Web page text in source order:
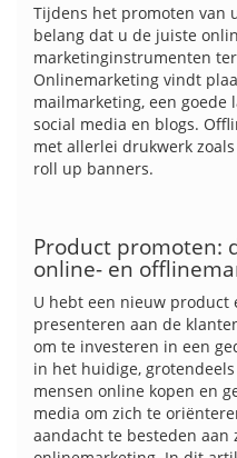
Tijdens het promoten van
belang dat u de juiste
marketinginstrumenten
Onlinemarketing vindt
mailmarketing, een goede
social media en blogs.
met allerlei drukwerk
roll up banners.
Product promoten:
online- en
U hebt een nieuw product
presenteren aan de
om te investeren in een
in het huidige,
mensen online kopen en
media om zich te
aandacht te besteden aan